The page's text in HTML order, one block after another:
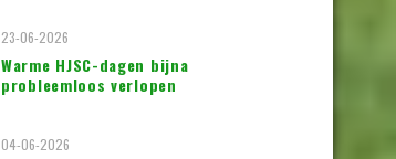
Warme HJSC-dagen bijna
probleemloos verlopen
23-06-2026
04-06-2026